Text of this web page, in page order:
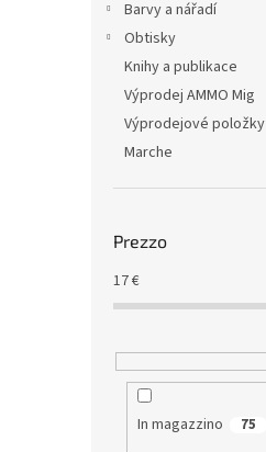
Barvy a nářadí
Obtisky
Knihy a publikace
Výprodej AMMO Mig
Výprodejové položky
Marche
Prezzo
17€
In magazzino 75